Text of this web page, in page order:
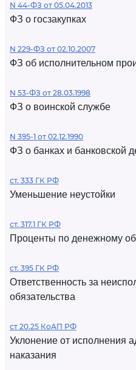
N 44-ФЗ от 05.04.2013
ФЗ о госзакупках
N 229-ФЗ от 02.10.2007
ФЗ об исполнительном
N 53-ФЗ от 28.03.1998
ФЗ о воинской службе
N 395-1 от 02.12.1990
ФЗ о банках и банковской
ст. 333 ГК РФ
Уменьшение неустойки
ст. 317.1 ГК РФ
Проценты по денежному
ст. 395 ГК РФ
Ответственность за
обязательства
ст 20.25 КоАП РФ
Уклонение от исполнения
наказания